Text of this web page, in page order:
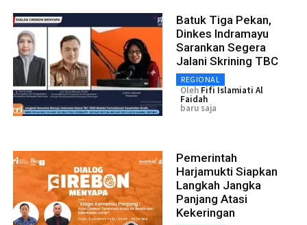
Batuk Tiga Pekan,
Dinkes Indramayu
Sarankan Segera
Jalani Skrining TBC
REGIONAL
Oleh Fifi Islamiati Al
Faidah
baru saja
Pemerintah
Harjamukti Siapkan
Langkah Jangka
Panjang Atasi
Kekeringan